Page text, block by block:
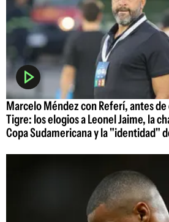
Marcelo Méndez con Referí, antes
Tigre: los elogios a Leonel Jaime, la
Copa Sudamericana y la "identidad"